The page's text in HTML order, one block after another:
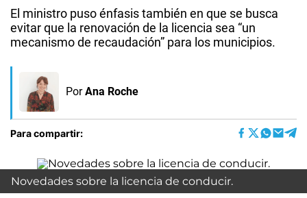
El ministro puso énfasis también en que se busca
evitar que la renovación de la licencia sea “un
mecanismo de recaudación” para los municipios.
Por Ana Roche
Para compartir:
Novedades sobre la licencia de conducir.